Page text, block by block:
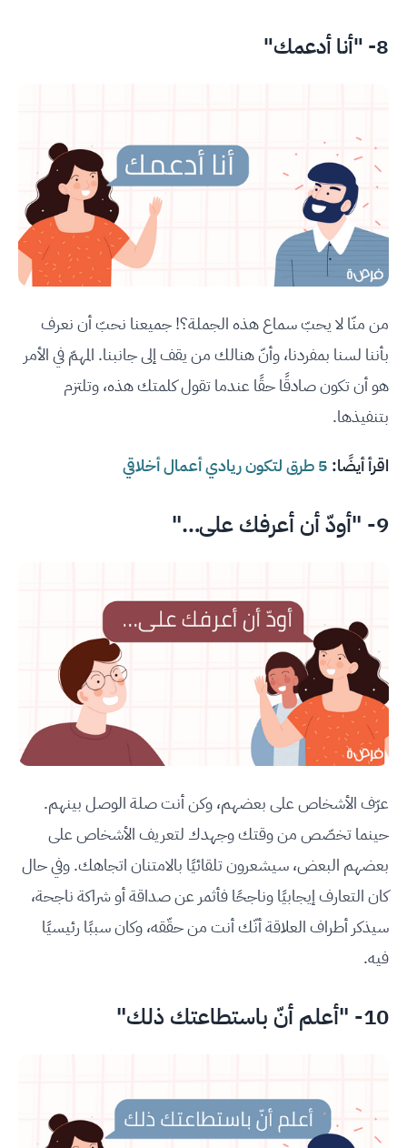
8- "أنا أدعمك"
من منّا لا يحبّ سماع هذه الجملة؟! جميعنا نحبّ أن نعرف
بأننا لسنا بمفردنا، وأنّ هنالك من يقف إلى جانبنا. المهمّ في الأمر
هو أن تكون صادقًا حقًا عندما تقول كلمتك هذه، وتلتزم
بتنفيذها.
اقرأ أيضًا: 5 طرق لتكون ريادي أعمال أخلاقي
9- "أودّ أن أعرفك على…"
عرّف الأشخاص على بعضهم، وكن أنت صلة الوصل بينهم.
حينما تخصّص من وقتك وجهدك لتعريف الأشخاص على
بعضهم البعض، سيشعرون تلقائيًا بالامتنان اتجاهك. وفي حال
كان التعارف إيجابيًا وناجحًا فأثمر عن صداقة أو شراكة ناجحة،
سيذكر أطراف العلاقة أنّك أنت من حقّقه، وكان سببًا رئيسيًا
فيه.
10- "أعلم أنّ باستطاعتك ذلك"